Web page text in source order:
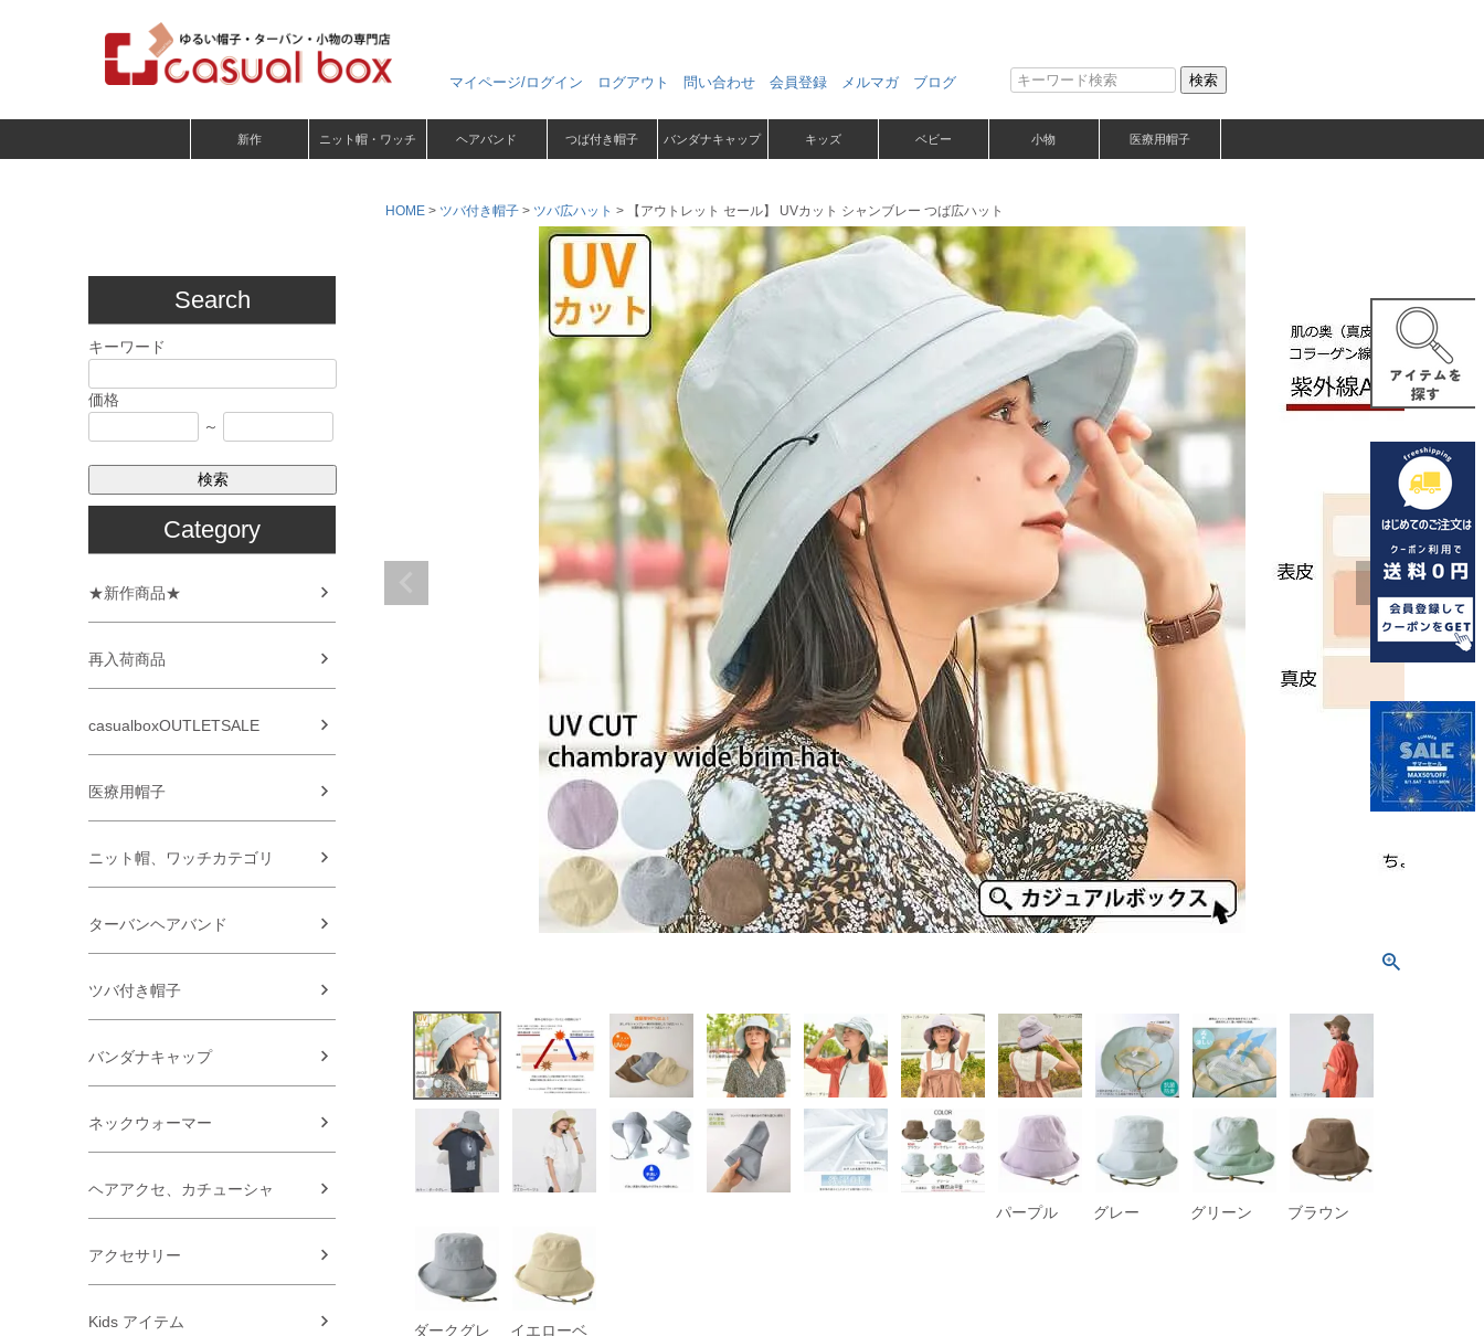
マイページ/ログイン ログアウト 問い合わせ 会員登録 メルマガ ブログ 検索
新作 ニット帽・ワッチ ヘアバンド つば付き帽子 バンダナキャップ キッズ ベビー 小物 医療用帽子
Search
キーワード
価格
～
検索
Category
★新作商品★
再入荷商品
casualboxOUTLETSALE
医療用帽子
ニット帽、ワッチカテゴリ
ターバンヘアバンド
ツバ付き帽子
バンダナキャップ
ネックウォーマー
ヘアアクセ、カチューシャ
アクセサリー
Kids アイテム
HOME ツバ付き帽子 ツバ広ハット 【アウトレット セール】 UVカット シャンブレー つば広ハット
パープル グレー グリーン ブラウン
ダークグレ
イエローベ